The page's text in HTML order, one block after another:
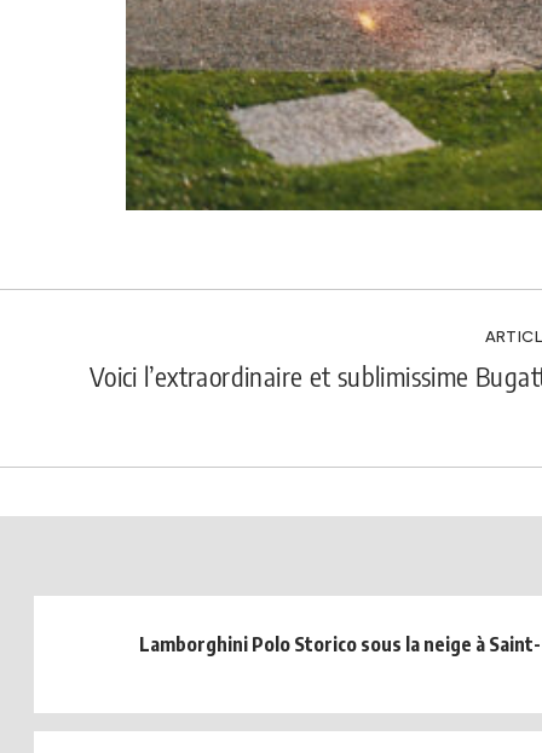
Voici l’extraordinaire et sublimissime
Lamborghini Polo Storico sous la neige à